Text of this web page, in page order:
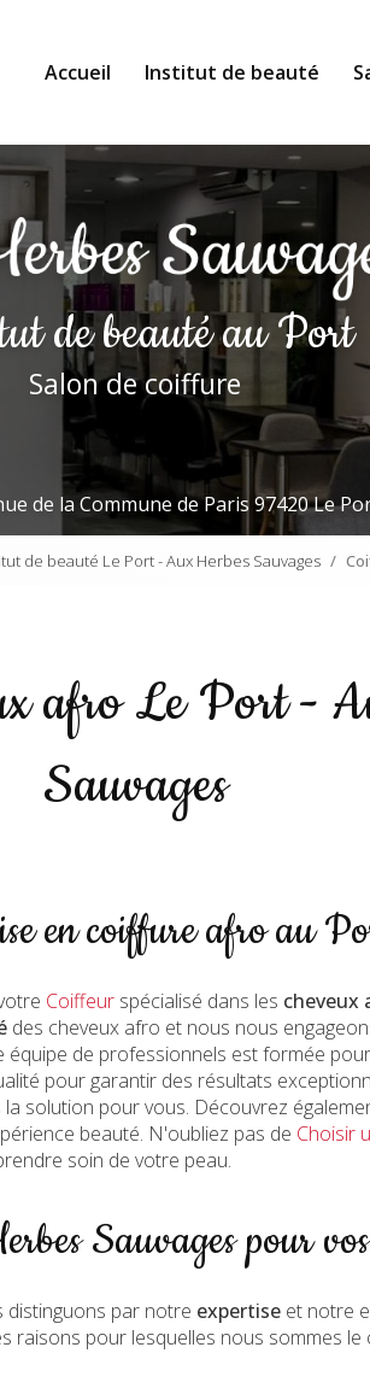
Accueil Institut de beauté
de beautéau Port
Salon de coiffure
de la Commune de Paris 97420 Le
de beauté Le Port - Aux Herbes Sauvages
afro Le Port -
Sauvages
en coiffure afro au
Coiffeur spécialisé dans les cheveux
des cheveux afro et nous nous
de professionnels est formée
pour garantir des résultats
solution pour vous. Découvrez
beauté. N'oubliez pas de Choisir
soin de votre peau.
Sauvages pour
distinguons par notre expertise et notre
raisons pour lesquelles nous sommes